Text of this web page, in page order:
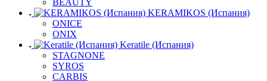
BEAUTY
KERAMIKOS (Испания)
ONICE
ONIX
Keratile (Испания)
STAGNONE
SYROS
CARBIS